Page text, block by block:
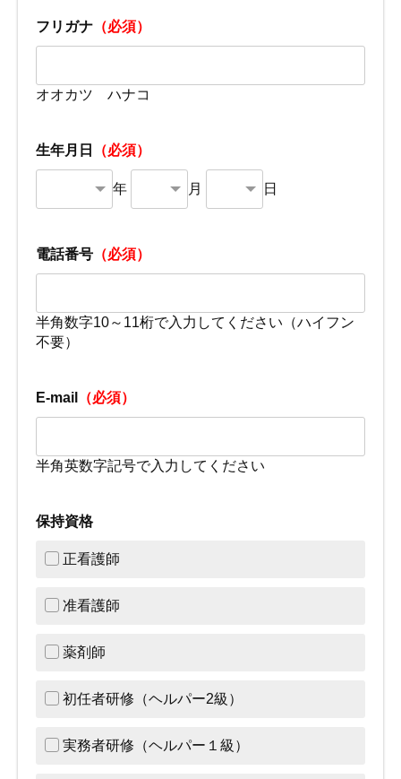
フリガナ （必須）
オオカツ ハナコ
生年月日 （必須）
年 月 日
電話番号 （必須）
半角数字10～11桁で入力してください（ハイフン
不要）
E-mail （必須）
半角英数字記号で入力してください
保持資格
正看護師
准看護師
薬剤師
初任者研修（ヘルパー2級）
実務者研修（ヘルパー１級）